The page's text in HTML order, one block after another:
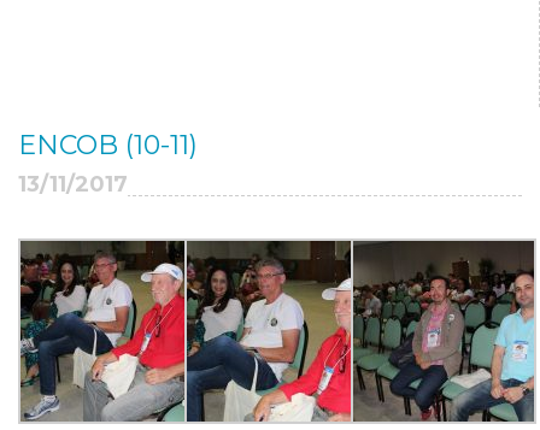
ENCOB (10-11)
13/11/2017